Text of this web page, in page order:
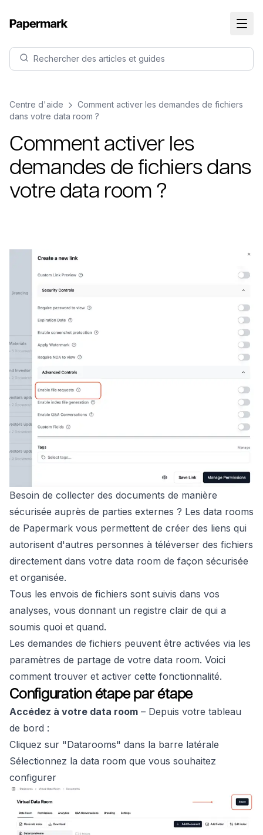
Rechercher des articles et guides
Centre d'aide
Comment activer les demandes de fichiers
dans votre data room ?
Comment activer les
demandes de fichiers dans
votre data room ?
Besoin de collecter des documents de manière
sécurisée auprès de parties externes ? Les data rooms
de Papermark vous permettent de créer des liens qui
autorisent d'autres personnes à téléverser des fichiers
directement dans votre data room de façon sécurisée
et organisée.
Tous les envois de fichiers sont suivis dans vos
analyses, vous donnant un registre clair de qui a
soumis quoi et quand.
Les demandes de fichiers peuvent être activées via les
paramètres de partage de votre data room. Voici
comment trouver et activer cette fonctionnalité.
Configuration étape par étape
Accédez à votre data room – Depuis votre tableau
de bord :
Cliquez sur "Datarooms" dans la barre latérale
Sélectionnez la data room que vous souhaitez
configurer